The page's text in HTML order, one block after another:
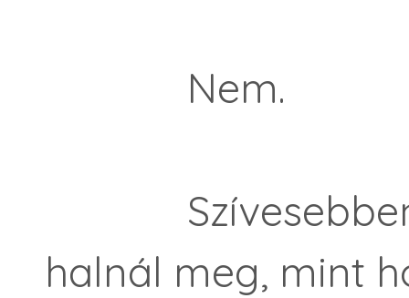
Nem.
Szívesebben
halnál meg, mint